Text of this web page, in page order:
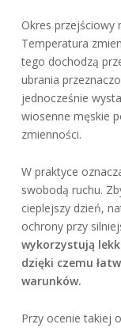
Okres przejściowy
Temperatura
tego dochodzą
ubrania
jednocześnie
wiosenne męskie
zmienności.
W praktyce
swobodą ruchu.
cieplejszy dzień,
ochrony przy
wykorzystują
dzięki czemu
warunków.
Przy ocenie takiej